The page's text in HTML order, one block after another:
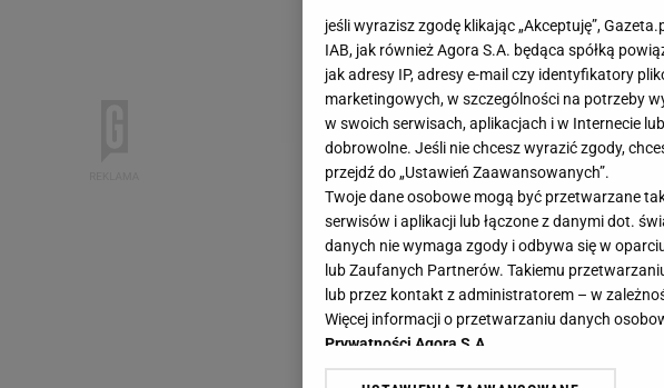
jeśli wyrazisz zgodę klikając „Akceptuję”,
IAB, jak również Agora S.A. będąca spółką
jak adresy IP, adresy e-mail czy identyfikatory
marketingowych, w szczególności na potrzeby
w swoich serwisach, aplikacjach i w Internecie
dobrowolne. Jeśli nie chcesz wyrazić zgody,
przejdź do „Ustawień Zaawansowanych”.
Twoje dane osobowe mogą być przetwarzane
serwisów i aplikacji lub łączone z danymi dot.
danych nie wymaga zgody i odbywa się w
lub Zaufanych Partnerów. Takiemu
lub przez kontakt z administratorem – w
Więcej informacji o przetwarzaniu danych
Prywatności Agora S.A.